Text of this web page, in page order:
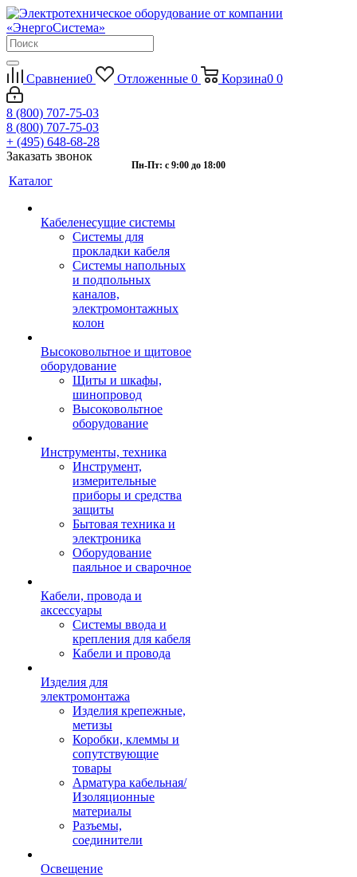
Сравнение0 Отложенные 0 Корзина0 0
8 (800) 707-75-03
8 (800) 707-75-03
+ (495) 648-68-28
Заказать звонок
Пн-Пт: с 9:00 до 18:00
Каталог
Кабеленесущие системы
Системы для
прокладки кабеля
Системы напольных
и подпольных
каналов,
электромонтажных
колон
Высоковольтное и щитовое
оборудование
Щиты и шкафы,
шинопровод
Высоковольтное
оборудование
Инструменты, техника
Инструмент,
измерительные
приборы и средства
защиты
Бытовая техника и
электроника
Оборудование
паяльное и сварочное
Кабели, провода и
аксессуары
Системы ввода и
крепления для кабеля
Кабели и провода
Изделия для
электромонтажа
Изделия крепежные,
метизы
Коробки, клеммы и
сопутствующие
товары
Арматура кабельная/
Изоляционные
материалы
Разъемы,
соединители
Освещение